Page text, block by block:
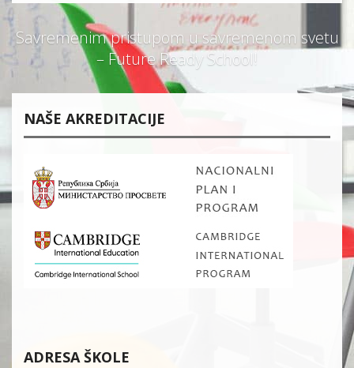
Savremenim pristupom u savremenom svetu
– Future Ready School!
NAŠE AKREDITACIJE
ADRESA ŠKOLE